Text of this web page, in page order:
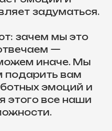
задуматься.
зачем мы это
—
иначе. Мы
подарить вам
эмоций и
этого все наши